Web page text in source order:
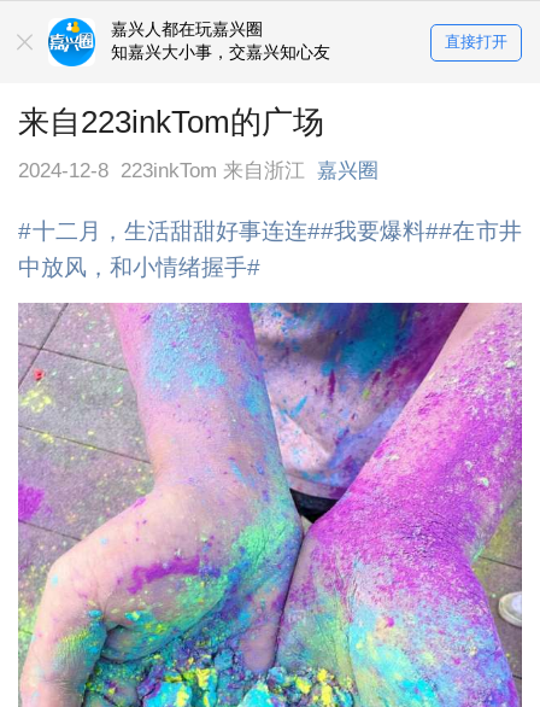
嘉兴人都在玩嘉兴圈
知嘉兴大小事，交嘉兴知心友
直接打开
来自223inkTom的广场
2024-12-8 223inkTom 来自浙江 嘉兴圈
#十二月，生活甜甜好事连连##我要爆料##在市井
中放风，和小情绪握手#